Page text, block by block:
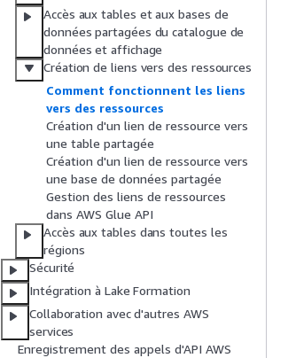
Accès aux tables et aux bases de
données partagées du catalogue de
données et affichage
Création de liens vers des ressources
Comment fonctionnent les liens
vers des ressources
Création d'un lien de ressource vers
une table partagée
Création d'un lien de ressource vers
une base de données partagée
Gestion des liens de ressources
dans AWS Glue API
Accès aux tables dans toutes les
régions
Sécurité
Intégration à Lake Formation
Collaboration avec d'autres AWS
services
Enregistrement des appels d'API AWS